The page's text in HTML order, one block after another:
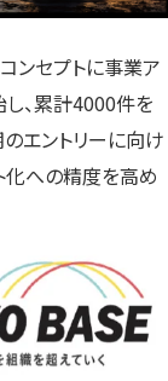
ンセプトに事業ア
、累計4000件を
エントリーに向け
化への精度を高め